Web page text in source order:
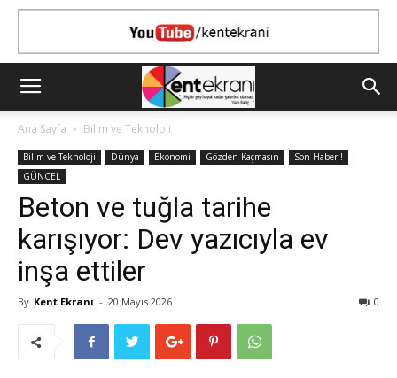
Ana Sayfa Bilim ve Teknoloji
Bilim ve Teknoloji Dünya Ekonomi Gözden Kaçmasın
Son Haber !
GÜNCEL
Beton ve tuğla tarihe
karışıyor: Dev yazıcıyla ev
inşa ettiler
By Kent Ekranı - 20 Mayıs 2026 0